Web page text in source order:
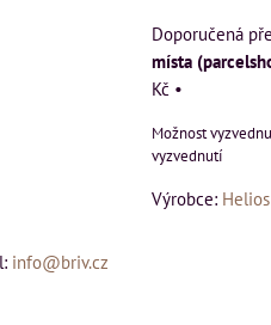
místa
Kč •
vyzvednutí
Výrobce:
info@briv.cz